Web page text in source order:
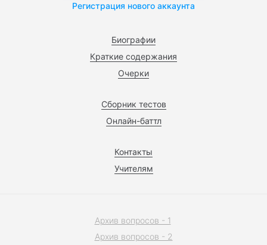
Биографии
Краткие содержания
Очерки
Сборник тестов
Онлайн-баттл
Контакты
Учителям
Регистрация нового аккаунта
Архив вопросов - 1
Архив вопросов - 2